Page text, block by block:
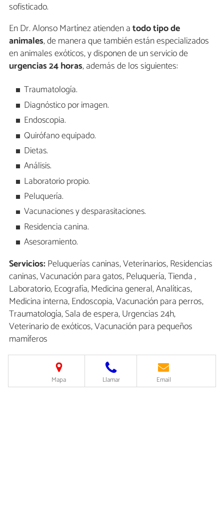
sofisticado.
En Dr. Alonso Martínez atienden atodo tipo de
animales, de manera que también están especializados
en animales exóticos, y disponen de un servicio de
urgencias 24 horas, además de los siguientes:
Traumatología.
Diagnóstico por imagen.
Endoscopia.
Quirófano equipado.
Dietas.
Análisis.
Laboratorio propio.
Peluquería.
Vacunaciones y desparasitaciones.
Residencia canina.
Asesoramiento.
Servicios:Peluquerías caninas, Veterinarios, Residencias
caninas, Vacunación para gatos, Peluquería, Tienda ,
Laboratorio, Ecografía, Medicina general, Analíticas,
Medicina interna, Endoscopia, Vacunación para perros,
Traumatología, Sala de espera, Urgencias 24h,
Veterinario de exóticos, Vacunación para pequeños
mamíferos
Mapa Llamar Email